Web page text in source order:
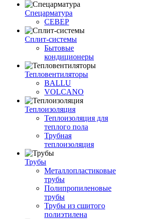
Спецарматура
СЕВЕР
Сплит-системы
Бытовые
кондиционеры
Тепловентиляторы
BALLU
VOLCANO
Теплоизоляция
Теплоизоляция для
теплого пола
Трубная
теплоизоляция
Трубы
Металлопластиковые
трубы
Полипропиленовые
трубы
Трубы из сшитого
полиэтилена